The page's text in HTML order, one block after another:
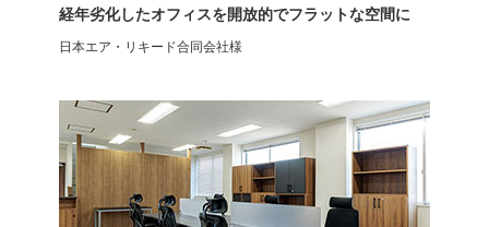
オフィスチェア
経年劣化したオフィスを開放的でフラットな空間に
日本エア・リキード合同会社様